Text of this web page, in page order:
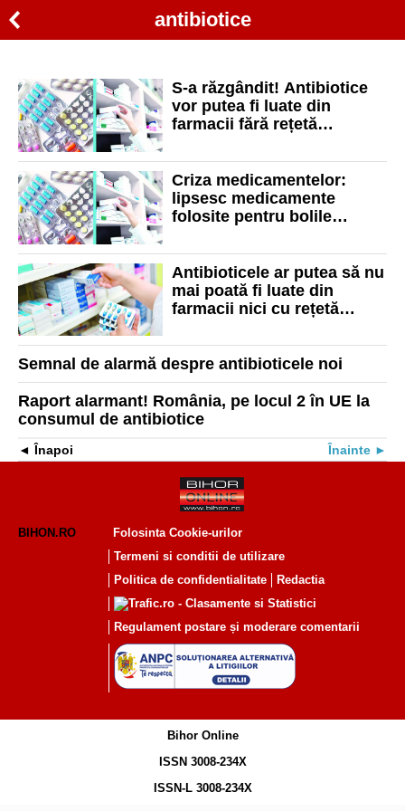
antibiotice
S-a răzgândit! Antibiotice
vor putea fi luate din
farmacii fără rețetă
condițiile
Criza medicamentelor:
lipsesc medicamente
folosite pentru bolile
antibiotice
Antibioticele ar putea să nu
mai poată fi luate din
farmacii nici cu rețetă
Semnal de alarmă despre antibioticele noi
Raport alarmant! România, pe locul 2 în UE la
consumul de antibiotice
Înapoi Înainte
BIHON.RO
Folosinta Cookie-urilor
Termeni si conditii de utilizare
Politica de confidentialitate
Redactia
Regulament postare și moderare comentarii
Bihor Online
ISSN 3008-234X
ISSN-L 3008-234X